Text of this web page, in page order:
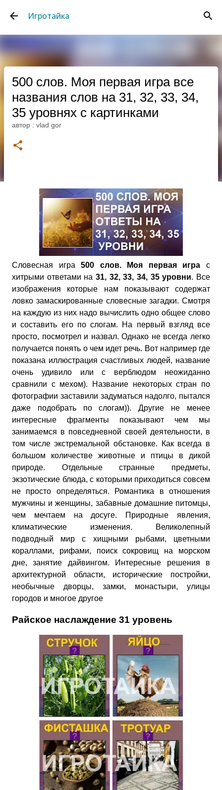
Игротайка
500 слов. Моя первая игра все
названия слов на 31, 32, 33, 34,
35 уровнях с картинками
автор : vlad gor
Словесная игра500 слов. Моя первая игра с
хитрыми ответами на 31, 32, 33, 34, 35 уровни. Все
изображения которые нам показывают содержат
ловко замаскированные словесные загадки. Смотря
на каждую из них надо вычислить одно общее слово
и составить его по слогам. На первый взгляд все
просто, посмотрел и назвал. Однако не всегда легко
получается понять о чем идет речь. Вот например где
показана иллюстрация счастливых людей, название
очень удивило или с верблюдом неожиданно
сравнили с мехом). Название некоторых стран по
фотографии заставили задуматься надолго, пытался
даже подобрать по слогам)). Другие не менее
интересные фрагменты показывают чем мы
занимаемся в повседневной своей деятельности, в
том числе экстремальной обстановке. Как всегда в
большом количестве животные и птицы в дикой
природе. Отдельные странные предметы,
экзотические блюда, с которыми приходиться совсем
не просто определяться. Романтика в отношения
мужчины и женщины, забавные домашние питомцы,
чем мечтаем на досуге. Природные явления,
климатические изменения. Великолепный
подводный мир с хищными рыбами, цветными
кораллами, рифами, поиск сокровищ на морском
дне, занятие дайвингом. Интересные решения в
архитектурной области, исторические постройки,
необычные дворцы, замки, монастыри, улицы
городов и многое другое
Райское наслаждение 31 уровень